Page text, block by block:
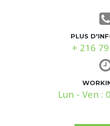
PLUS
+ 216
Lun - Ven :